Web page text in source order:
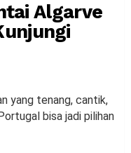
Algarve
yang tenang, cantik,
bisa jadi pilihan